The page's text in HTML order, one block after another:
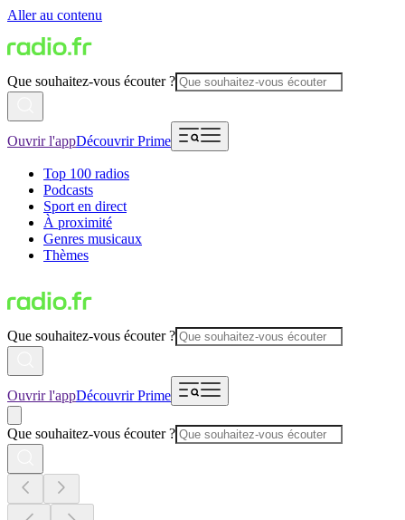
Aller au contenu
Que souhaitez-vous écouter ?
Ouvrir l'appDécouvrir Prime
Top 100 radios
Podcasts
Sport en direct
À proximité
Genres musicaux
Thèmes
Que souhaitez-vous écouter ?
Ouvrir l'appDécouvrir Prime
Que souhaitez-vous écouter ?